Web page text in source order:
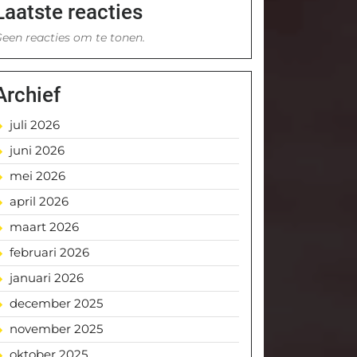
reacties
reacties om te tonen.
juli 2026
juni 2026
mei 2026
april 2026
maart 2026
februari 2026
januari 2026
december 2025
november 2025